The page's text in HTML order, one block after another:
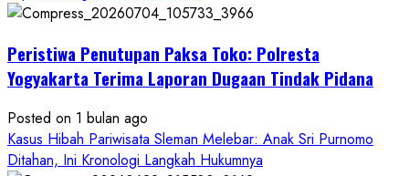
Kasus
Anak
di
Aliansi
Janji
Kawal
Peristiwa Penutupan Paksa Toko: Polresta
Yogyakarta Terima Laporan Dugaan Tindak Pidana
Posted on 1 bulan ago
Kasus Hibah Pariwisata Sleman Melebar: Anak Sri Purnomo
Ditahan, Ini Kronologi Langkah Hukumnya